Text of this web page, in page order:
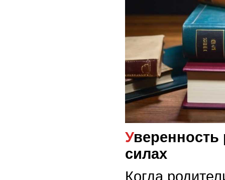
Уверенность ребёнка в своих
силах
Когда